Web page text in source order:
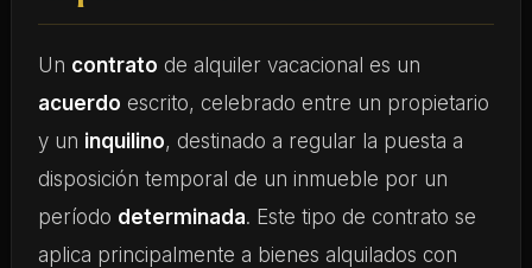
Un contrato de alquiler vacacional es un
acuerdo escrito, celebrado entre un propietario
y un inquilino, destinado a regular la puesta a
disposición temporal de un inmueble por un
período determinada. Este tipo de contrato se
aplica principalmente a bienes alquilados con